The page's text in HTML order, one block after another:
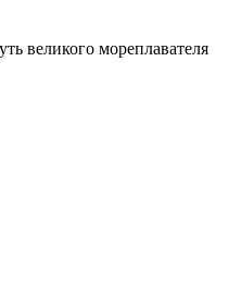
великого мореплавателя